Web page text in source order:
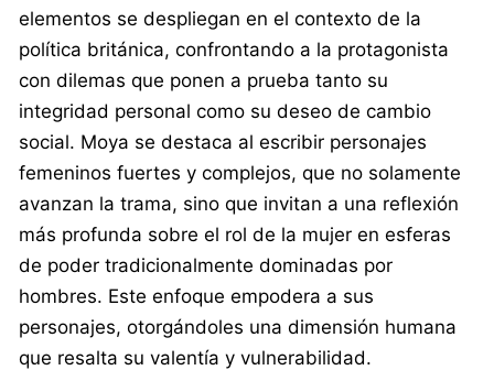
elementos se despliegan en el contexto de la
política británica, confrontando a la protagonista
con dilemas que ponen a prueba tanto su
integridad personal como su deseo de cambio
social. Moya se destaca al escribir personajes
femeninos fuertes y complejos, que no solamente
avanzan la trama, sino que invitan a una reflexión
más profunda sobre el rol de la mujer en esferas
de poder tradicionalmente dominadas por
hombres. Este enfoque empodera a sus
personajes, otorgándoles una dimensión humana
que resalta su valentía y vulnerabilidad.